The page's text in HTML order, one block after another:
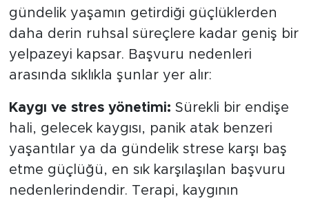
gündelik yaşamın getirdiği güçlüklerden
daha derin ruhsal süreçlere kadar geniş bir
yelpazeyi kapsar. Başvuru nedenleri
arasında sıklıkla şunlar yer alır:
Kaygı ve stres yönetimi: Sürekli bir endişe
hali, gelecek kaygısı, panik atak benzeri
yaşantılar ya da gündelik strese karşı baş
etme güçlüğü, en sık karşılaşılan başvuru
nedenlerindendir. Terapi, kaygının